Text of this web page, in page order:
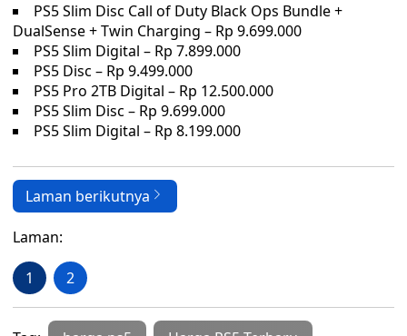
PS5 Slim Disc Call of Duty Black Ops Bundle +
DualSense + Twin Charging – Rp 9.699.000
PS5 Slim Digital – Rp 7.899.000
PS5 Disc – Rp 9.499.000
PS5 Pro 2TB Digital – Rp 12.500.000
PS5 Slim Disc – Rp 9.699.000
PS5 Slim Digital – Rp 8.199.000
Laman berikutnya
Laman:
1 2